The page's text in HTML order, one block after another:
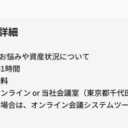
細
悩みや資産状況について
時間
ライン or 当社会議室（東京都千
場合は、オンライン会議システムツ